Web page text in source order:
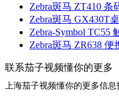
Zebra斑马 ZT410
Zebra斑马 GX430T
Zebra-Symbol TC55
Zebra斑马 ZR638
联系茄子视频懂你的更多
上海茄子视频懂你的更多信息